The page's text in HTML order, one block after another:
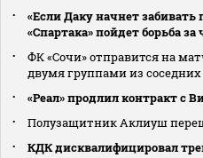
«Если Даку начнет забивать
«Спартака» пойдет борьба
ФК «Сочи» отправится на
двумя группами из соседних
«Реал» продлил контракт с
Полузащитник Аклиуш
КДК дисквалифицировал